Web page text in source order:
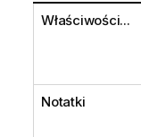
Właściwości...
Notatki